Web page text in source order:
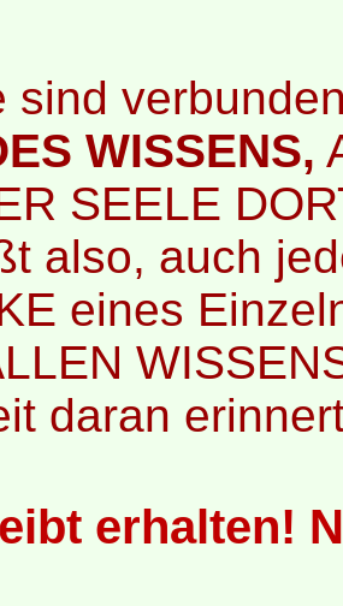
sind
WISSENS,
SEELE
also, auch
eines
daran
erhalten!